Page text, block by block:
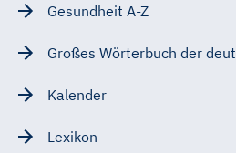
Gesundheit A-Z
Großes Wörterbuch der
Kalender
Lexikon